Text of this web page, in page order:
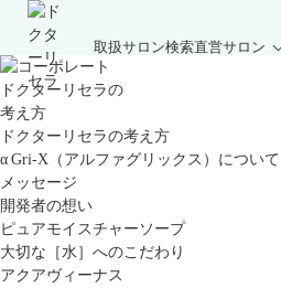
取扱サロン検索直営サロン
ドクターリセラの
考え方
ドクターリセラの考え方
α Gri-X（アルファグリックス）について
メッセージ
開発者の想い
ピュアモイスチャーソープ
大切な［水］へのこだわり
アクアヴィーナス